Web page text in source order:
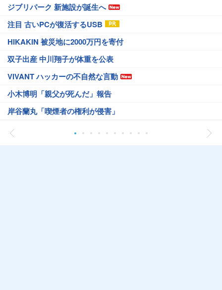
ジブリパーク 新施設が誕生へ
注目 古いPCが復活するUSB
HIKAKIN 被災地に2000万円を寄付
双子出産 中川翔子が体重を公表
VIVANT ハッカーの不自然な言動
小木博明「親父が死んだ」報告
岸谷蘭丸「喫煙者の権利が侵害」